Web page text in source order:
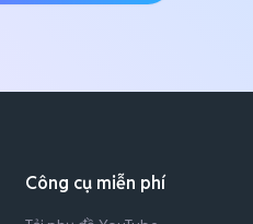
Công cụ miễn phí